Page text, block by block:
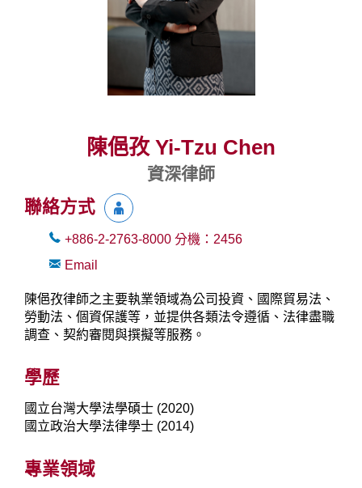
陳俋孜 Yi-Tzu Chen
資深律師
聯絡方式
+886-2-2763-8000 分機： 2456
Email
陳俋孜律師之主要執業領域為公司投資、國際貿易法、
勞動法、個資保護等，並提供各類法令遵循、法律盡職
調查、契約審閱與撰擬等服務。
學歷
國立台灣大學法學碩士 (2020)
國立政治大學法律學士 (2014)
專業領域